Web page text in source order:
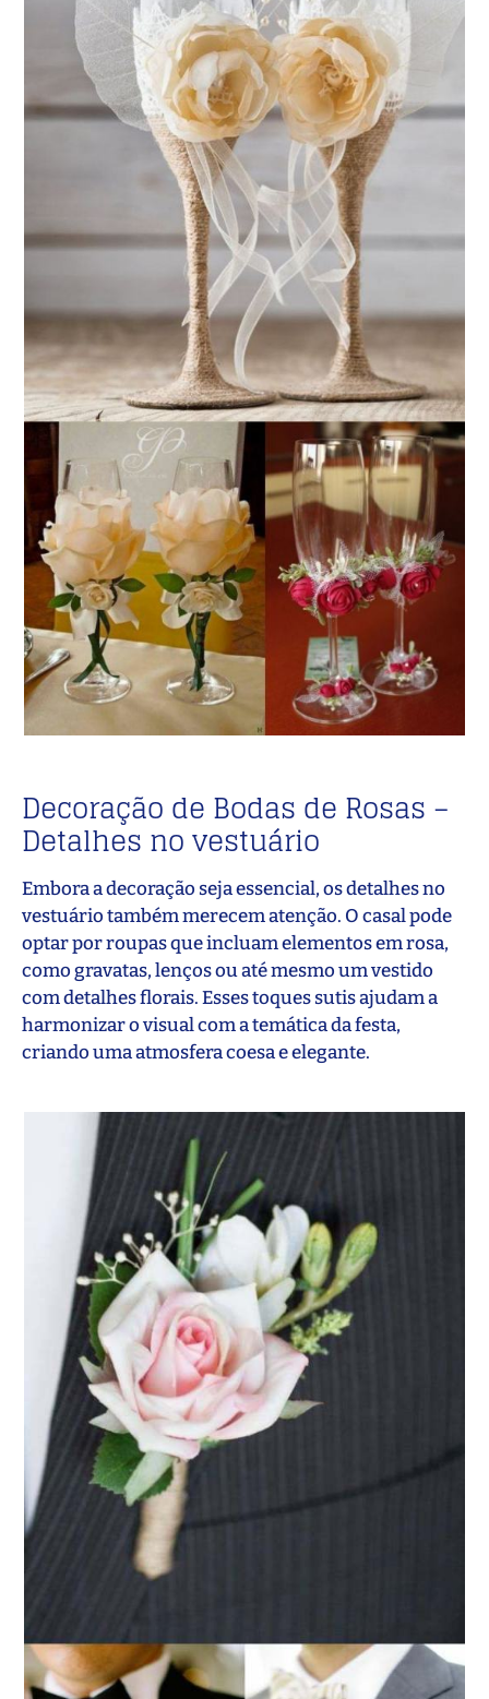
Decoração de Bodas de Rosas –
Detalhes no vestuário
Embora a decoração seja essencial, os detalhes no
vestuário também merecem atenção. O casal pode
optar por roupas que incluam elementos em rosa,
como gravatas, lenços ou até mesmo um vestido
com detalhes florais. Esses toques sutis ajudam a
harmonizar o visual com a temática da festa,
criando uma atmosfera coesa e elegante.